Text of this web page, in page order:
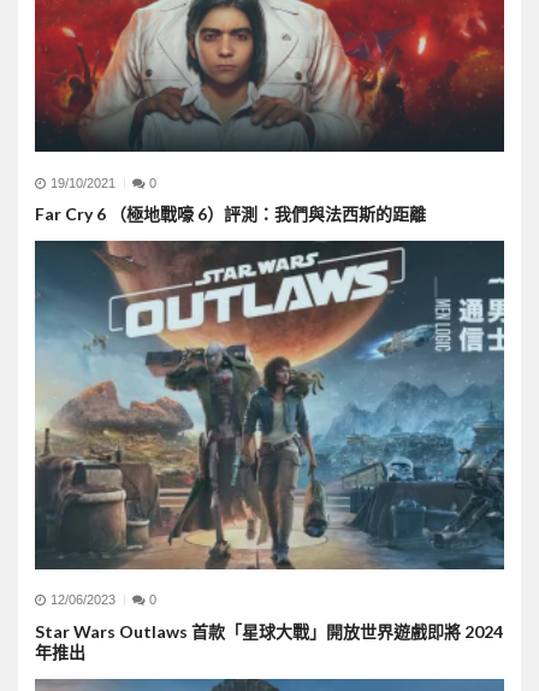
19/10/2021 0
Far Cry 6 （極地戰嚎 6）評測：我們與法西斯的距離
12/06/2023 0
Star Wars Outlaws 首款「星球大戰」開放世界遊戲即將 2024
年推出